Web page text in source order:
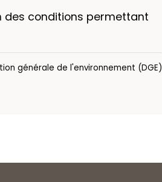
des conditions permettant
générale de l'environnement (DGE)